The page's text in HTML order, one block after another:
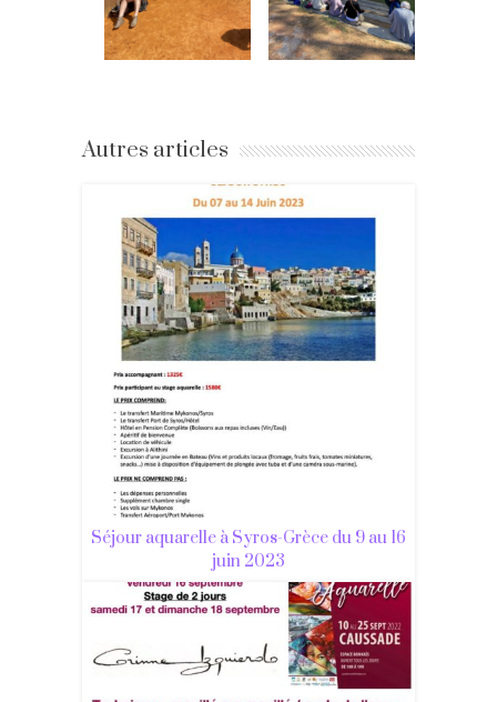
Autres articles
Séjour aquarelle à Syros-Grèce du 9 au 16
juin 2023